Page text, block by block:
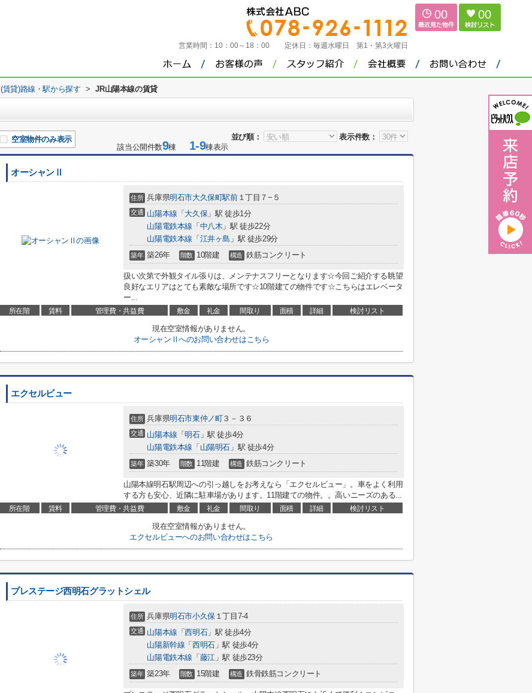
営業時間： 10：00～18：00 定休日： 毎週水曜日 第1・第3火曜日
00 00
(賃貸)路線・駅から探す > JR山陽本線の賃貸
並び順： 表示件数：
空室物件のみ表示
該当公開件数9棟 1-9棟表示
オーシャンⅡ
住所 兵庫県明石市大久保町駅前１丁目７−５
交通 山陽本線 「 大久保」駅 徒歩1分
山陽電鉄本線 「 中八木 」駅 徒歩22分
山陽電鉄本線 「 江井ヶ島 」駅 徒歩29分
築年 築26年 階数 10階建 構造 鉄筋コンクリート
扱い次第で外観タイル張りは、メンテナスフリーとなります☆今回ご紹介する眺望
良好なエリアはとても素敵な場所です☆10階建ての物件です☆こちらはエレベータ
ー...
所在階 賃料 管理費・共益費 敷金 礼金 間取り 面積 詳細 検討リスト
現在空室情報がありません。
オーシャンⅡへのお問い合わせはこちら
エクセルビュー
住所 兵庫県明石市東仲ノ町３－３６
交通 山陽本線 「明石」駅 徒歩4分
山陽電鉄本線 「 山陽明石 」駅 徒歩4分
築年 築30年 階数 11階建 構造 鉄筋コンクリート
山陽本線明石駅周辺への引っ越しをお考えなら「エクセルビュー」。車をよく利用
する方も安心、近隣に駐車場があります。11階建ての物件。。高いニーズのある...
所在階 賃料 管理費・共益費 敷金 礼金 間取り 面積 詳細 検討リスト
現在空室情報がありません。
エクセルビューへのお問い合わせはこちら
プレステージ西明石グラットシェル
住所 兵庫県明石市小久保１丁目7-4
交通 山陽本線 「西明石」駅 徒歩4分
山陽新幹線 「 西明石」駅 徒歩4分
山陽電鉄本線 「 藤江」駅 徒歩23分
築年 築23年 階数 15階建 構造 鉄骨鉄筋コンクリート